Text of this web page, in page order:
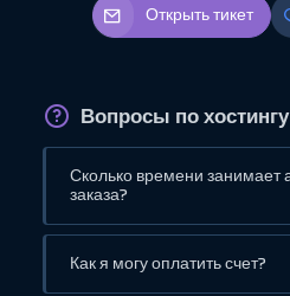
Открыть тикет
Вопросы по хостингу
Сколько времени занимает
заказа?
Как я могу оплатить счет?